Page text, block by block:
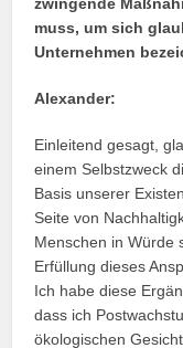
zwingende
muss, um sich
Unternehmen
Alexander:
Einleitend gesagt,
einem Selbstzweck
Basis unserer
Seite von
Menschen in Würde
Erfüllung dieses
Ich habe diese
dass ich
ökologischen